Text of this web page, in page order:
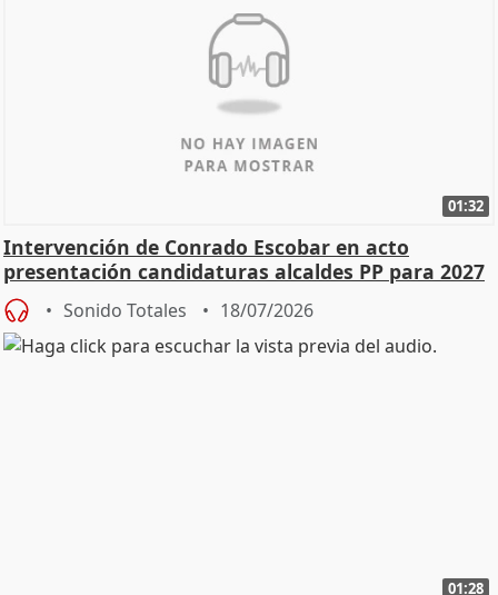
01:32
Intervención de Conrado Escobar en acto
presentación candidaturas alcaldes PP para 2027
Sonido Totales 18/07/2026
01:28